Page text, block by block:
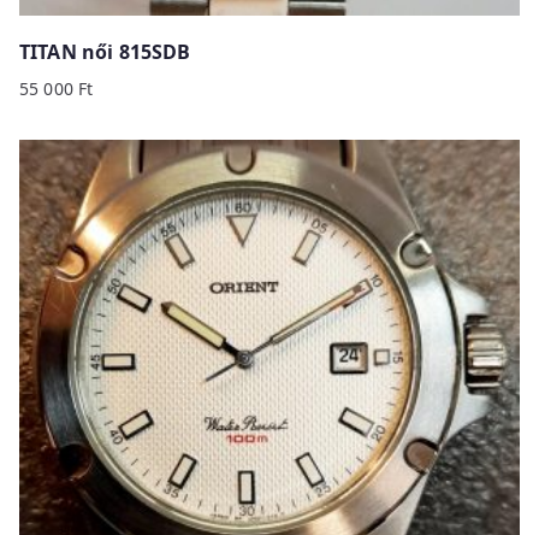
TITAN női 815SDB
55 000 Ft